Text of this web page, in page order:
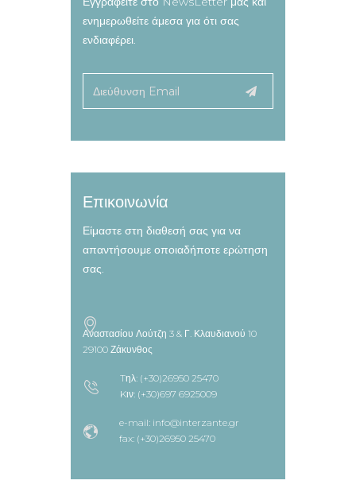
ενημερωθείτε άμεσα για ότι σας
ενδιαφέρει.
Επικοινωνία
Είμαστε στη διαθεσή σας για να
απαντήσουμε οποιαδήποτε ερώτηση
σας.
Αναστασίου Λούτζη 3 & Γ. Κλαυδιανού 10
29100 Ζάκυνθος
Tηλ: (+30)26950 25470
Kιν: (+30)697 6925009
e-mail: info@interzante.gr
fax: (+30)26950 25470